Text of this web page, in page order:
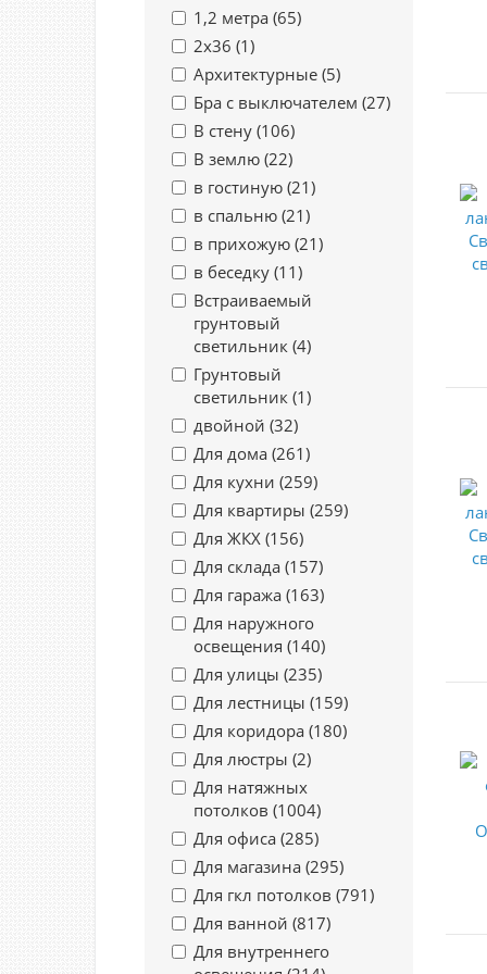
1,2 метра (65)
2х36 (1)
Архитектурные (5)
Бра с выключателем (27)
В стену (106)
В землю (22)
в гостиную (21)
в спальню (21)
в прихожую (21)
в беседку (11)
Встраиваемый
грунтовый
светильник (4)
Грунтовый
светильник (1)
двойной (32)
Для дома (261)
Для кухни (259)
Для квартиры (259)
Для ЖКХ (156)
Для склада (157)
Для гаража (163)
Для наружного
освещения (140)
Для улицы (235)
Для лестницы (159)
Для коридора (180)
Для люстры (2)
Для натяжных
потолков (1004)
Для офиса (285)
Для магазина (295)
Для гкл потолков (791)
Для ванной (817)
Для внутреннего